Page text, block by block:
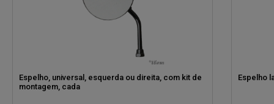
Espelho, universal, esquerda ou direita, com kit de
montagem, cada
Espelho